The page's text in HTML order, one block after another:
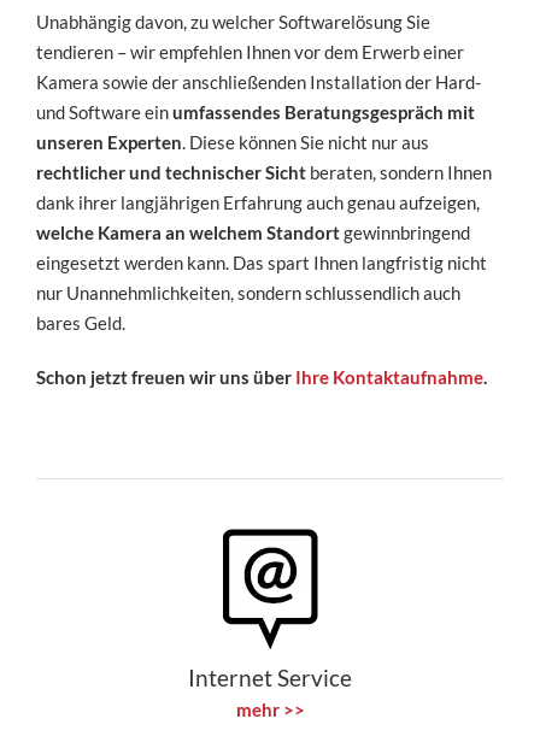
Unabhängig davon, zu welcher Softwarelösung Sie
tendieren – wir empfehlen Ihnen vor dem Erwerb einer
Kamera sowie der anschließenden Installation der Hard-
und Software einumfassendes Beratungsgespräch mit
unseren Experten. Diese können Sie nicht nur aus
rechtlicher und technischer Sicht beraten, sondern Ihnen
dank ihrer langjährigen Erfahrung auch genau aufzeigen,
welche Kamera an welchem Standortgewinnbringend
eingesetzt werden kann. Das spart Ihnen langfristig nicht
nur Unannehmlichkeiten, sondern schlussendlich auch
bares Geld.
Schon jetzt freuen wir uns über Ihre Kontaktaufnahme.
Internet Service
mehr >>